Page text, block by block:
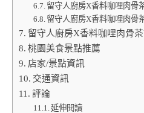
留守人廚房X香料咖哩肉骨
留守人廚房X香料咖哩肉骨
留守人廚房X香料咖哩肉骨
桃園美食景點推薦
店家/景點資訊
交通資訊
評論
延伸閱讀